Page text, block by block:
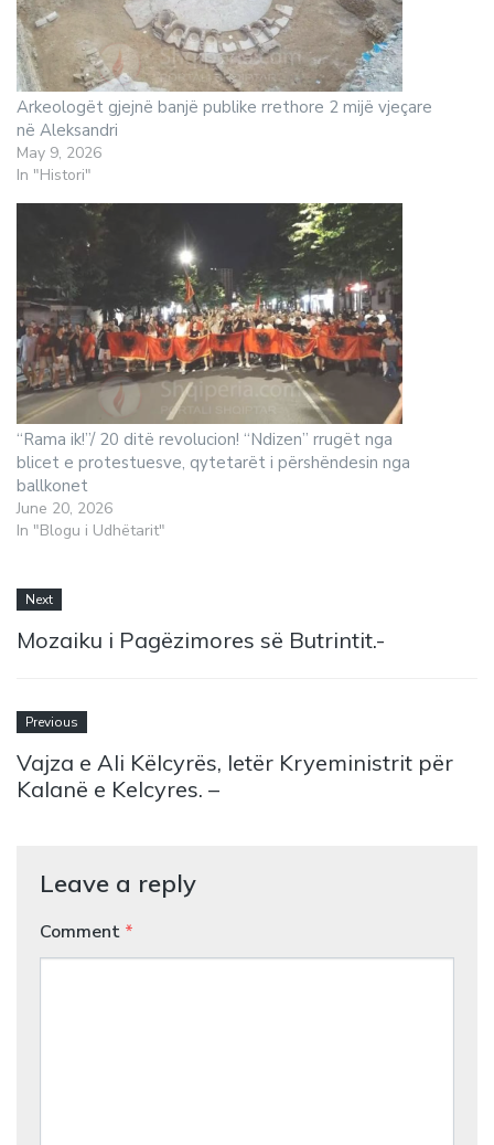
Arkeologët gjejnë banjë publike rrethore 2 mijë vjeçare
në Aleksandri
May 9, 2026
In "Histori"
“Rama ik!”/ 20 ditë revolucion! “Ndizen” rrugët nga
blicet e protestuesve, qytetarët i përshëndesin nga
ballkonet
June 20, 2026
In "Blogu i Udhëtarit"
Next
Mozaiku i Pagëzimores së Butrintit.-
Previous
Vajza e Ali Këlcyrës, letër Kryeministrit për
Kalanë e Kelcyres. –
Leave a reply
Comment *